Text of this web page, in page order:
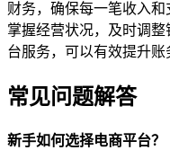
财务，确保每一笔收入
掌握经营状况，及时调
台服务，可以有效提升账
常见问题解答
新手如何选择电商平台？